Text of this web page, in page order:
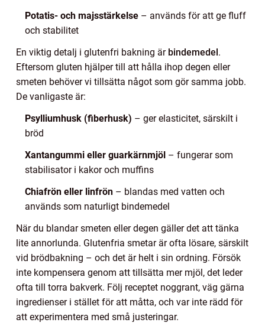
Potatis- och majsstärkelse – används för att ge fluff
och stabilitet
En viktig detalj i glutenfri bakning är bindemedel.
Eftersom gluten hjälper till att hålla ihop degen eller
smeten behöver vi tillsätta något som gör samma jobb.
De vanligaste är:
Psylliumhusk (fiberhusk) – ger elasticitet, särskilt i
bröd
Xantangummi eller guarkärnmjöl – fungerar som
stabilisator i kakor och muffins
Chiafrön eller linfrön – blandas med vatten och
används som naturligt bindemedel
När du blandar smeten eller degen gäller det att tänka
lite annorlunda. Glutenfria smetar är ofta lösare, särskilt
vid brödbakning – och det är helt i sin ordning. Försök
inte kompensera genom att tillsätta mer mjöl, det leder
ofta till torra bakverk. Följ receptet noggrant, väg gärna
ingredienser i stället för att måtta, och var inte rädd för
att experimentera med små justeringar.